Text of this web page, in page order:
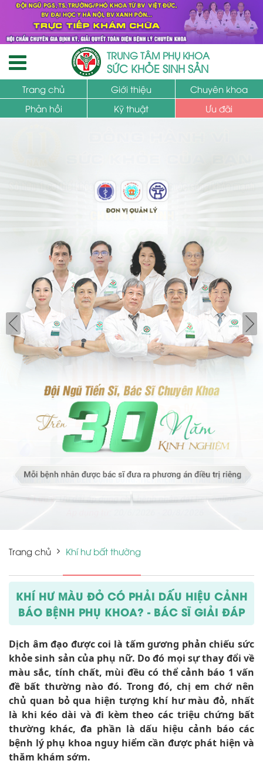
TRUNG TÂM PHỤ KHOA
SỨC KHỎE SINH SẢN
Trang chủ Giới thiệu
Chuyên khoa
Phản hồi
Kỹ thuật Ưu đãi
Trang chủ Khí hư bất thường
KHÍ HƯ MÀU ĐỎ CÓ PHẢI DẤU HIỆU CẢNH
BÁO BỆNH PHỤ KHOA? - BÁC SĨ GIẢI ĐÁP
Dịch âm đạo được coi là tấm gương phản chiếu sức
khỏe sinh sản của phụ nữ. Do đó mọi sự thay đổi về
màu sắc, tính chất, mùi đều có thể cảnh báo 1 vấn
đề bất thường nào đó. Trong đó, chị em chớ nên
chủ quan bỏ qua hiện tượng khí hư màu đỏ, nhất
là khi kéo dài và đi kèm theo các triệu chứng bất
thường khác, đa phần là dấu hiệu cảnh báo các
bệnh lý phụ khoa nguy hiểm cần được phát hiện và
thăm khám sớm.